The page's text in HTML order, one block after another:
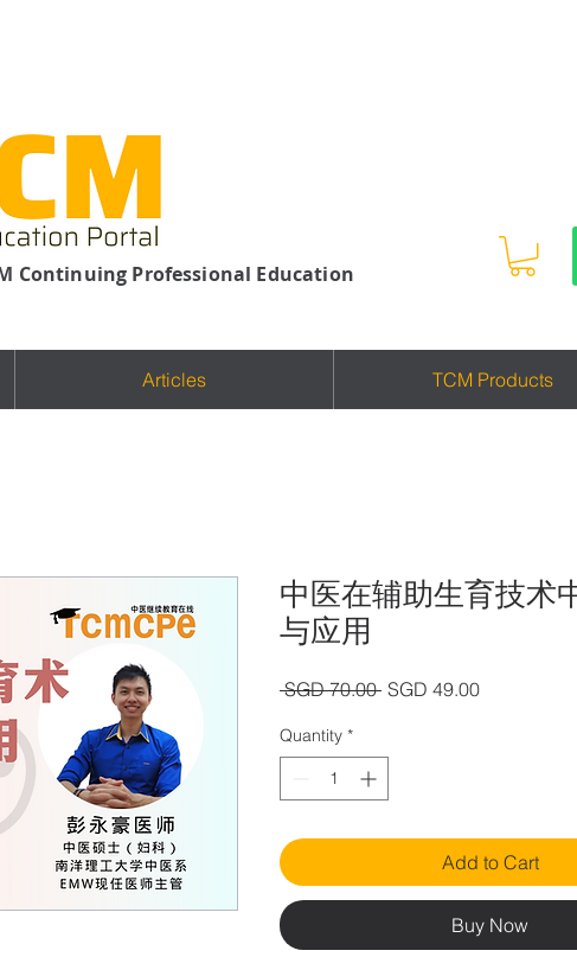
Continuing Professional Education
Articles TCM Products
中医在辅助生育技术
与应用
SGD 70.00 Regular
SGD 49.00Sale
Quantity *
Add to Cart
Buy Now